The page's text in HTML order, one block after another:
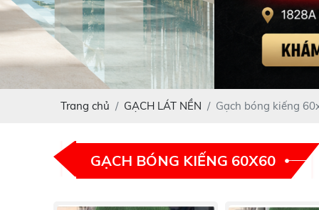
Trang chủ GẠCH LÁT NỀN Gạch bóng kiếng
GẠCH BÓNG KIẾNG 60X60